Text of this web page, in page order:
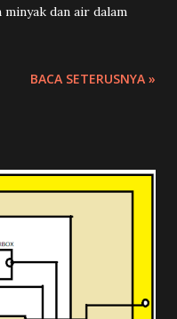
dan air dalam
BACA SETERUSNYA »